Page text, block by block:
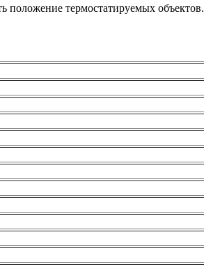
положение термостатируемых объектов.